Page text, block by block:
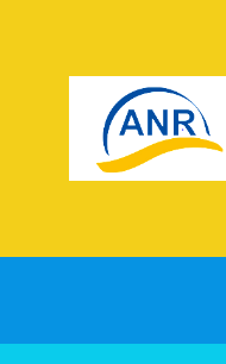
contenu